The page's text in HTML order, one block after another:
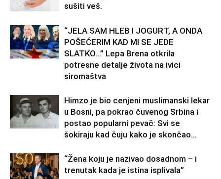
sušiti veš.
“JELA SAM HLEB I JOGURT, A ONDA
POŠEĆERIM KAD MI SE JEDE
SLATKO…” Lepa Brena otkrila
potresne detalje života na ivici
siromaštva
Himzo je bio cenjeni muslimanski lekar
u Bosni, pa pokrao čuvenog Srbina i
postao popularni pevač: Svi se
šokiraju kad čuju kako je skončao...
“Žena koju je nazivao dosadnom – i
trenutak kada je istina isplivala”